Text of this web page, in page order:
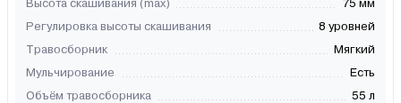
Высота скашивания (max)
75 мм
Регулировка высоты скашивания
8 уровней
Травосборник
Мягкий
Мульчирование
Есть
Объём травосборника
55 л